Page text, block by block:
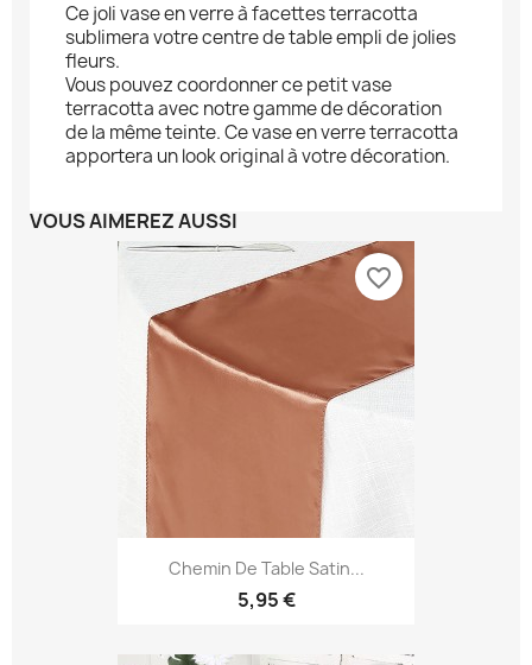
Ce joli vase en verre à facettes terracotta
sublimera votre centre de table empli de jolies
fleurs.
Vous pouvez coordonner ce petit vase
terracotta avec notre gamme de décoration
de la même teinte. Ce vase en verre terracotta
apportera un look original à votre décoration.
VOUS AIMEREZ AUSSI
Chemin De Table Satin...
5,95 €
favorite_border